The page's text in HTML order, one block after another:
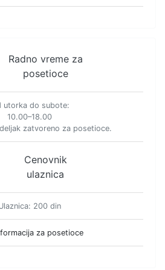
Radno vreme za
posetioce
utorka do subote:
10.00–18.00
zatvoreno za posetioce.
Cenovnik
ulaznica
200 din
za posetioce